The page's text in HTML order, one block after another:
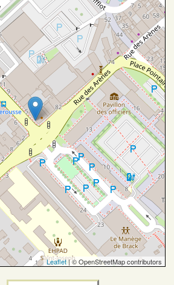
Leaflet| © OpenStreetMap contributors